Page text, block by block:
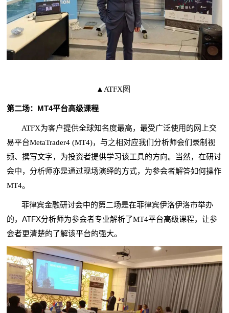
▲ATFX图
第二场： MT4平台高级课程
ATFX为客户提供全球知名度最高，最受广泛使用的网上交
易平台MetaTrader4 (MT4)，与之相对应我们分析师会们录制视
频、撰写文字，为投资者提供学习该工具的方向。当然，在研讨
会中，分析师亦是通过现场演绎的方式，为参会者解答如何操作
MT4。
菲律宾金融研讨会中的第二场是在菲律宾伊洛伊洛市举办
的，ATFX分析师为参会者专业解析了MT4平台高级课程，让参
会者更清楚的了解该平台的强大。